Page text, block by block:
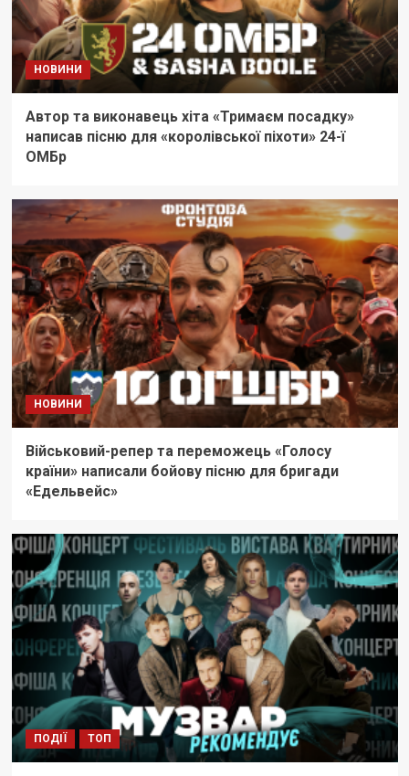
НОВИНИ
Автор та виконавець хіта «Тримаєм посадку»
написав пісню для «королівської піхоти» 24-ї
ОМБр
НОВИНИ
Військовий-репер та переможець «Голосу
країни» написали бойову пісню для бригади
«Едельвейс»
ПОДІЇ ТОП